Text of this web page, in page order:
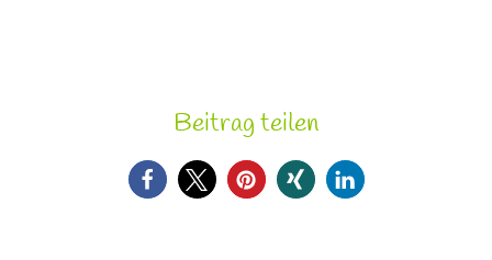
Beitrag teilen